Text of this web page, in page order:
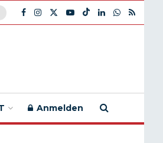
Anmelden